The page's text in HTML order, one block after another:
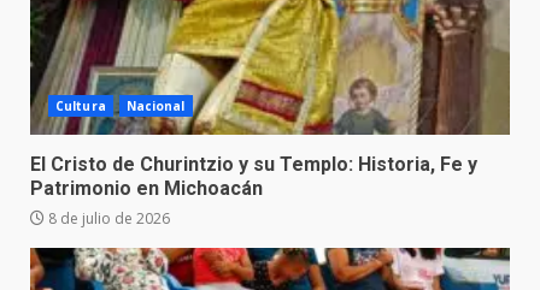
Cultura Nacional
El Cristo de Churintzio y su Templo: Historia, Fe y
Patrimonio en Michoacán
8 de julio de 2026